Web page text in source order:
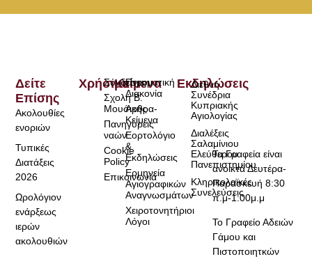
Τα Γραφεία είναι
ανοικτά Δευτέρα-
Παρασκευή 8:30
π.μ-1:00μ.μ
Το Γραφείο Αδειών
Γάμου και
Πιστοποιητκών
Χρήσιμα
Σύνδεσμοι
Σχολή Β.
Μουσικής
Πανηγύρεις
ναών
Cookie
Policy
Επικοινωνία
Κείμενα
Πνευματική
Διακονία
Άρθρα-
Κείμενα
Εορτολόγιο
&
Εκδηλώσεις
Ερμηνεία
Αγιογραφικών
Αναγνωσμάτων
Χειροτονητήριοι
Λόγοι
Δείτε
Επίσης
Ακολουθίες
ενοριών
Τυπικές
Διατάξεις
2026
Ωρολόγιον
ενάρξεως
ιερών
ακολουθιών
Εκδηλώσεις
Διεθνή
Συνέδρια
Κυπριακής
Αγιολογίας
Διαλέξεις
Σαλαμίνιου
Ελεύθερου
Πανεπιστημίου
Κληρικολαϊκές
Συνελεύσεις